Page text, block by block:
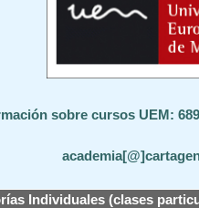
sobre cursos UEM: 689
Individuales (clases